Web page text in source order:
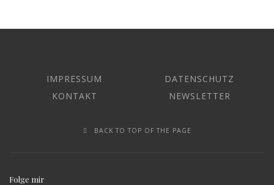
IMPRESSUM
DATENSCHUTZ
KONTAKT
NEWSLETTER
BACK TO TOP OF THE PAGE
Folge mir